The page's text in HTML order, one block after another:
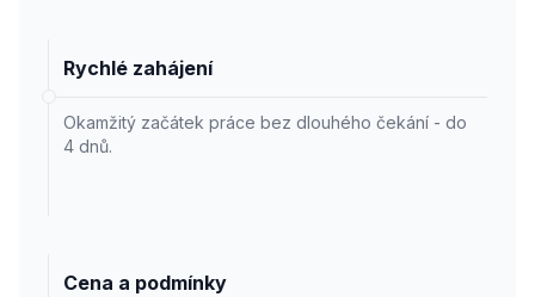
Rychlé zahájení
Okamžitý začátek práce bez dlouhého čekání - do
4 dnů.
Cena a podmínky